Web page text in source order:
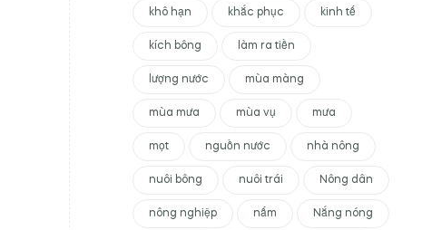
khô hạn khắc phục kinh tế
kích bông làm ra tiền
lượng nước mùa màng
mùa mưa mùa vụ mưa
mọt nguồn nước nhà nông
nuôi bông nuôi trái Nông dân
nông nghiệp nấm Nắng nóng